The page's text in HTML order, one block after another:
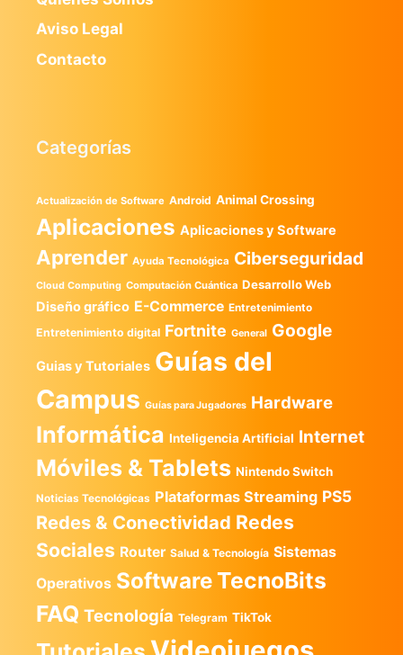
Aviso Legal
Contacto
Categorías
Actualización de Software Android Animal Crossing
Aplicaciones Aplicaciones y Software
Aprender Ayuda Tecnológica Ciberseguridad
Cloud Computing Computación Cuántica Desarrollo Web
Diseño gráfico E-Commerce Entretenimiento
Entretenimiento digital Fortnite General Google
Guias y Tutoriales Guías del
Campus Guías para Jugadores Hardware
Informática Inteligencia Artificial Internet
Móviles & Tablets Nintendo Switch
Noticias Tecnológicas Plataformas Streaming PS5
Redes & Conectividad Redes
Sociales Router Salud & Tecnología Sistemas
Operativos SoftwareTecnoBits
FAQ Tecnología Telegram TikTok